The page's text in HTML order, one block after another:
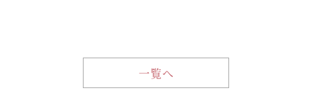
一覧へ